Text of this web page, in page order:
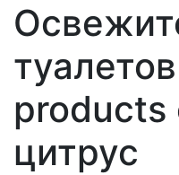
products
цитрус